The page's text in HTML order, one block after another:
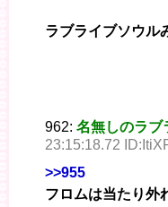
ラブライブソウル
962: 名無しのラブ
23:15:18.72
>>955
フロムは当たり外